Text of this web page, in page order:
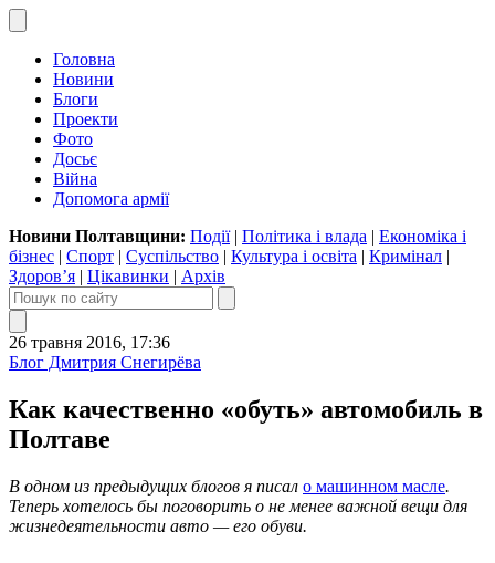
Головна
Новини
Блоги
Проекти
Фото
Досьє
Війна
Допомога армії
Новини Полтавщини: Події| Політика і влада | Економіка і
бізнес | Спорт | Суспільство | Культура і освіта | Кримінал |
Здоров’я | Цікавинки | Архів
26 травня 2016, 17:36
Блог Дмитрия Снегирёва
Как качественно «обуть» автомобиль в
Полтаве
В одном из предыдущих блогов я писал о машинном масле.
Теперь хотелось бы поговорить о не менее важной вещи для
жизнедеятельности авто — его обуви.